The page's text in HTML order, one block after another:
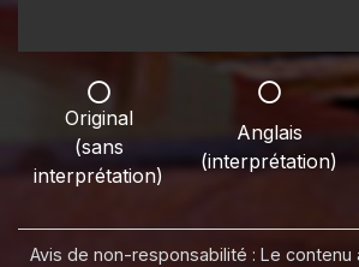
Original
(sans
interprétation)
Anglais
(interprétation)
Avis de non-responsabilité : Le contenu